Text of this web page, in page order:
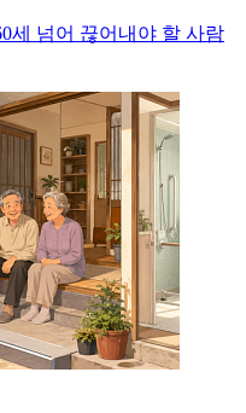
세 넘어 끊어내야 할 사람